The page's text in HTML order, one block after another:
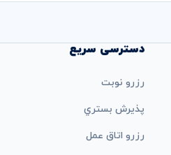
دسترسی سریع
رزرو نوبت
پذيرش بستري
رزرو اتاق عمل